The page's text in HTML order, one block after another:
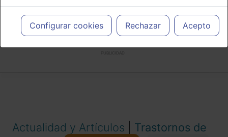
meramente informativo, siendo responsabilidad de los
profesionales facultados prescribir medicamentos y decidir, en
cada caso concreto, el tratamiento más adecuado a las
necesidades del paciente.
Configurar cookies Rechazar Acepto
Actualidad y Artículos
Trastornos de